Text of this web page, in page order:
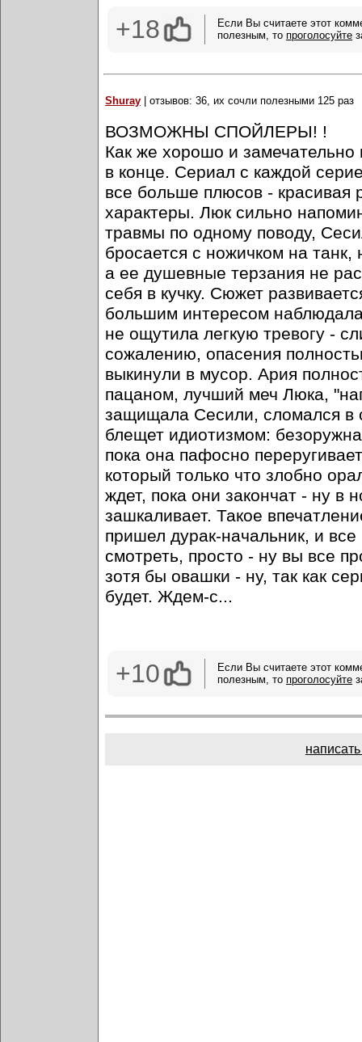
+18
Если Вы считаете этот
полезным, то проголосуйте
Shuray | отзывов: 36, их сочли полезными 125 раз
ВОЗМОЖНЫ СПОЙЛЕРЫ! !
Как же хорошо и замечательно
в конце. Сериал с каждой
все больше плюсов - красивая
характеры. Люк сильно
травмы по одному поводу,
бросается с ножичком на
а ее душевные терзания не
себя в кучку. Сюжет
большим интересом
не ощутила легкую тревогу -
сожалению, опасения
выкинули в мусор. Ария
пацаном, лучший меч Люка,
защищала Сесили, сломался в
блещет идиотизмом:
пока она пафосно
который только что злобно
ждет, пока они закончат - ну в
зашкаливает. Такое
пришел дурак-начальник, и
смотреть, просто - ну вы все
зотя бы овашки - ну, так как
будет. Ждем-с...
+10
Если Вы считаете этот
полезным, то проголосуйте